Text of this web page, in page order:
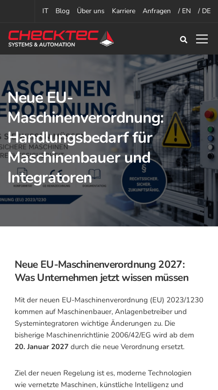
IT Blog Über uns Karriere Anfragen / EN / DE
Neue EU-
Maschinenverordnung:
Handlungsbedarf für
Maschinenbauer und
Integratoren
Neue EU-Maschinenverordnung 2027:
Was Unternehmen jetzt wissen müssen
Mit der neuen EU-Maschinenverordnung (EU) 2023/1230
kommen auf Maschinenbauer, Anlagenbetreiber und
Systemintegratoren wichtige Änderungen zu. Die
bisherige Maschinenrichtlinie 2006/42/EG wird ab dem
20. Januar 2027 durch die neue Verordnung ersetzt.
Ziel der neuen Regelung ist es, moderne Technologien
wie vernetzte Maschinen, künstliche Intelligenz und